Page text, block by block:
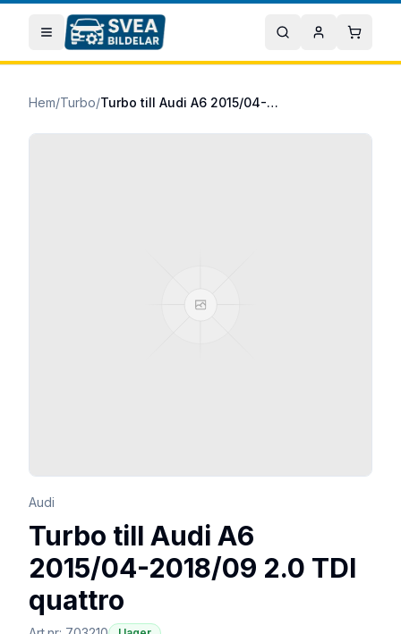
Hoppa till huvudinnehåll
Öppna meny Sök Mitt konto
Hem/Turbo/ Turbo till Audi A6 2015/04-2018/09 2.0 TDI quattro
Audi
Turbo till Audi A6
2015/04-2018/09 2.0 TDI
quattro